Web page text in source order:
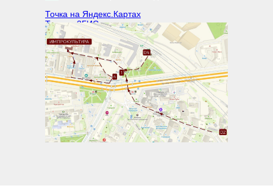
Точка на Яндекс.Картах
Точка в 2ГИС